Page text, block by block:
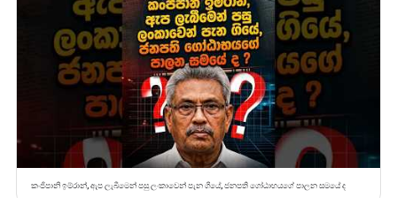
කංජිපානි ඉම්රාන්, ඇප ලැබීමෙන් පසු ලංකාවෙන් පැන ගියේ, ජනපති ගෝඨාභයගේ පාලන සමයේ ද